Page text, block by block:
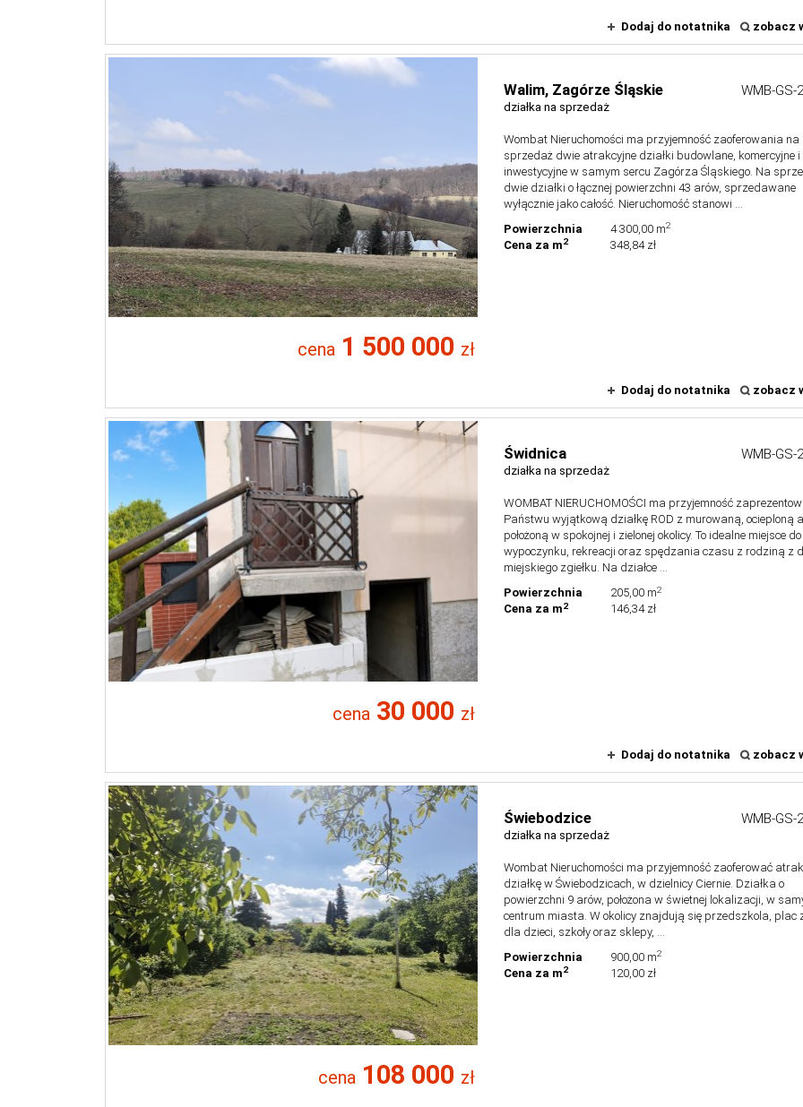
Dodaj do notatnika zobacz
Walim, Zagórze Śląskie
działka na sprzedaż
WMB-GS-
Wombat Nieruchomości ma przyjemność zaoferowania na
sprzedaż dwie atrakcyjne działki budowlane, komercyjne i
inwestycyjne w samym sercu Zagórza Śląskiego. Na
dwie działki o łącznej powierzchni 43 arów, sprzedawane
wyłącznie jako całość. Nieruchomość stanowi ...
Powierzchnia
4 300,00 m2
Cena za m2 348,84 zł
cena1 500 000 zł
Dodaj do notatnika zobacz
Świdnica
działka na sprzedaż
WMB-GS-
WOMBAT NIERUCHOMOŚCI ma przyjemność
Państwu wyjątkową działkę ROD z murowaną, ocieploną
położoną w spokojnej i zielonej okolicy. To idealne miejsce do
wypoczynku, rekreacji oraz spędzania czasu z rodziną z
miejskiego zgiełku. Na działce ...
Powierzchnia
205,00 m2
Cena za m2 146,34 zł
cena30 000 zł
Dodaj do notatnika zobacz
Świebodzice
działka na sprzedaż
WMB-GS-
Wombat Nieruchomości ma przyjemność zaoferować
działkę w Świebodzicach, w dzielnicy Ciernie. Działka o
powierzchni 9 arów, położona w świetnej lokalizacji, w
centrum miasta. W okolicy znajdują się przedszkola, plac
dla dzieci, szkoły oraz sklepy, ...
Powierzchnia
900,00 m2
Cena za m2 120,00 zł
cena108 000 zł